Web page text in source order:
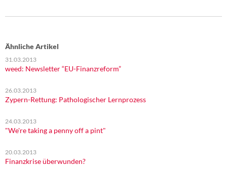
Ähnliche Artikel
31.03.2013
weed: Newsletter “EU-Finanzreform”
26.03.2013
Zypern-Rettung: Pathologischer Lernprozess
24.03.2013
"We're taking a penny off a pint"
20.03.2013
Finanzkrise überwunden?